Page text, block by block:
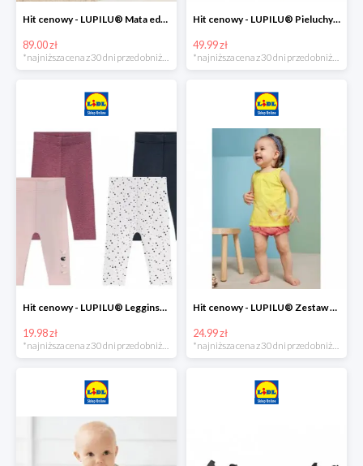
Hit cenowy - LUPILU® Mata edukacyjna dla niemowląt, 1 sztuka
89.00 zł
*najniższa cena z 30 dni przed obniżką
Hit cenowy - LUPILU® Pieluchy tetrowe 80x80 cm, z biobawełny, 5 sztuk
49.99 zł
*najniższa cena z 30 dni przed obniżką
Hit cenowy - LUPILU® Legginsy niemowlęce z biobawełną, 2 pary
19.98 zł
Hit cenowy - LUPILU® Zestaw dziecięcy z biobawełny (body + koszulka + spodenki), 1 komplet
24.99 zł